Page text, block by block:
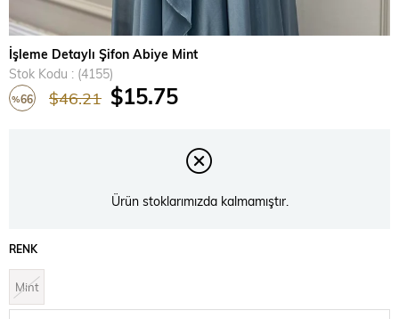
İşleme Detaylı Şifon Abiye Mint
Stok Kodu
(4155)
%66 $46.21 $15.75
Ürün stoklarımızda kalmamıştır.
RENK
Mint